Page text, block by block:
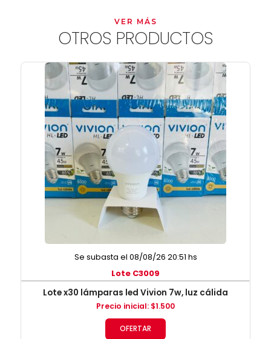
VER MÁS
OTROS PRODUCTOS
Se subasta el 08/08/26 20:51 hs
Lote C3009
Lote x30 lámparas led Vivion 7w, luz cálida
Precio inicial: $1.500
OFERTAR